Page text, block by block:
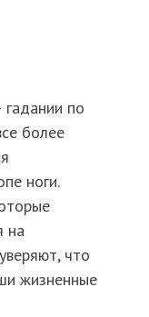
по
более
ноги.
на
что
жизненные